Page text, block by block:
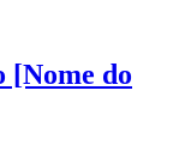
[Nome do